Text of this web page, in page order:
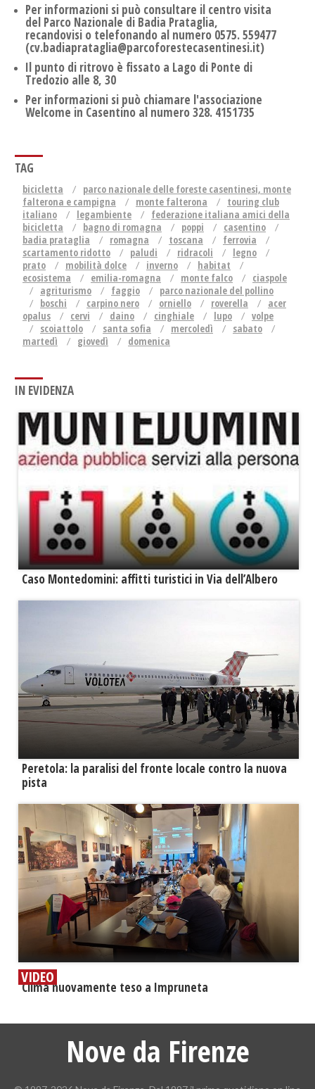
Per informazioni si può consultare il centro visita
del Parco Nazionale di Badia Prataglia,
recandovisi o telefonando al numero 0575. 559477
(cv.badiaprataglia@parcoforestecasentinesi.it)
Il punto di ritrovo è fissato a Lago di Ponte di
Tredozio alle 8, 30
Per informazioni si può chiamare l'associazione
Welcome in Casentino al numero 328. 4151735
TAG
bicicletta
parco nazionale delle foreste casentinesi, monte
falterona e campigna
monte falterona
touring club
italiano
legambiente
federazione italiana amici della
bicicletta
bagno di romagna poppi
casentino
badia prataglia
romagna toscana
ferrovia
scartamento ridotto
paludi ridracoli
legno
prato
mobilità dolce inverno
habitat
ecosistema
emilia-romagna monte falco
ciaspole
agriturismo
faggio
parco nazionale del pollino
boschi
carpino nero orniello roverella
acer
opalus
cervi daino cinghiale lupo
volpe
scoiattolo
santa sofia mercoledì
sabato
martedì
giovedì domenica
IN EVIDENZA
Caso Montedomini: affitti turistici in Via dell’Albero
Peretola: la paralisi del fronte locale contro la nuova
pista
VIDEO
​Clima nuovamente teso a Impruneta
Nove da Firenze